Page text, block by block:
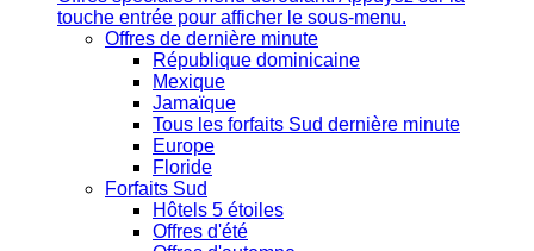
touche entrée pour afficher le sous-menu.
Offres de dernière minute
République dominicaine
Mexique
Jamaïque
Tous les forfaits Sud dernière minute
Europe
Floride
Forfaits Sud
Hôtels 5 étoiles
Offres d'été